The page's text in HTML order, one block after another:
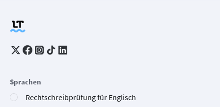
Sprachen
Rechtschreibprüfung für Englisch